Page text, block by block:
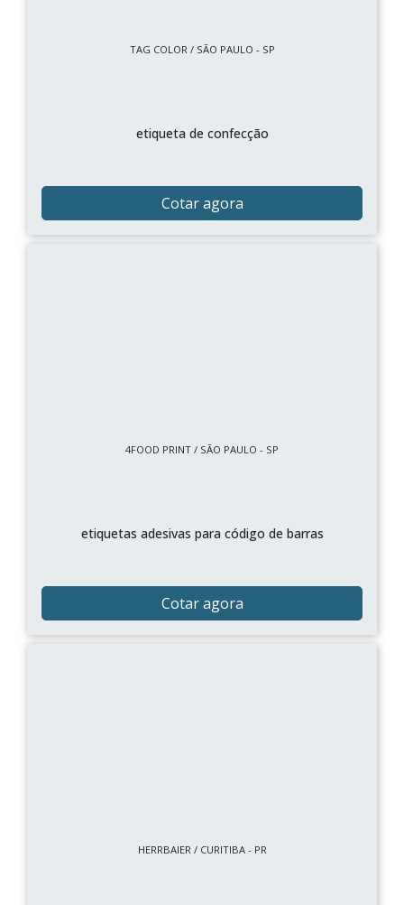
TAG COLOR / SÃO PAULO - SP
etiqueta de confecção
Cotar agora
4FOOD PRINT / SÃO PAULO - SP
etiquetas adesivas para código de barras
Cotar agora
HERRBAIER / CURITIBA - PR